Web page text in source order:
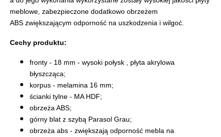
meblowe, zabezpieczone dodatkowo obrzeżem
ABS zwiększającym odporność na uszkodzenia i wilgoć.
Cechy produktu:
fronty - 18 mm - wysoki połysk , płyta akrylowa
błyszcząca;
korpus - melamina 16 mm;
ścianki tylne - MA HDF;
obrzeża ABS;
górny blat z szybą Parasol Grau;
obrzeża abs - zwiększają odporność mebla na